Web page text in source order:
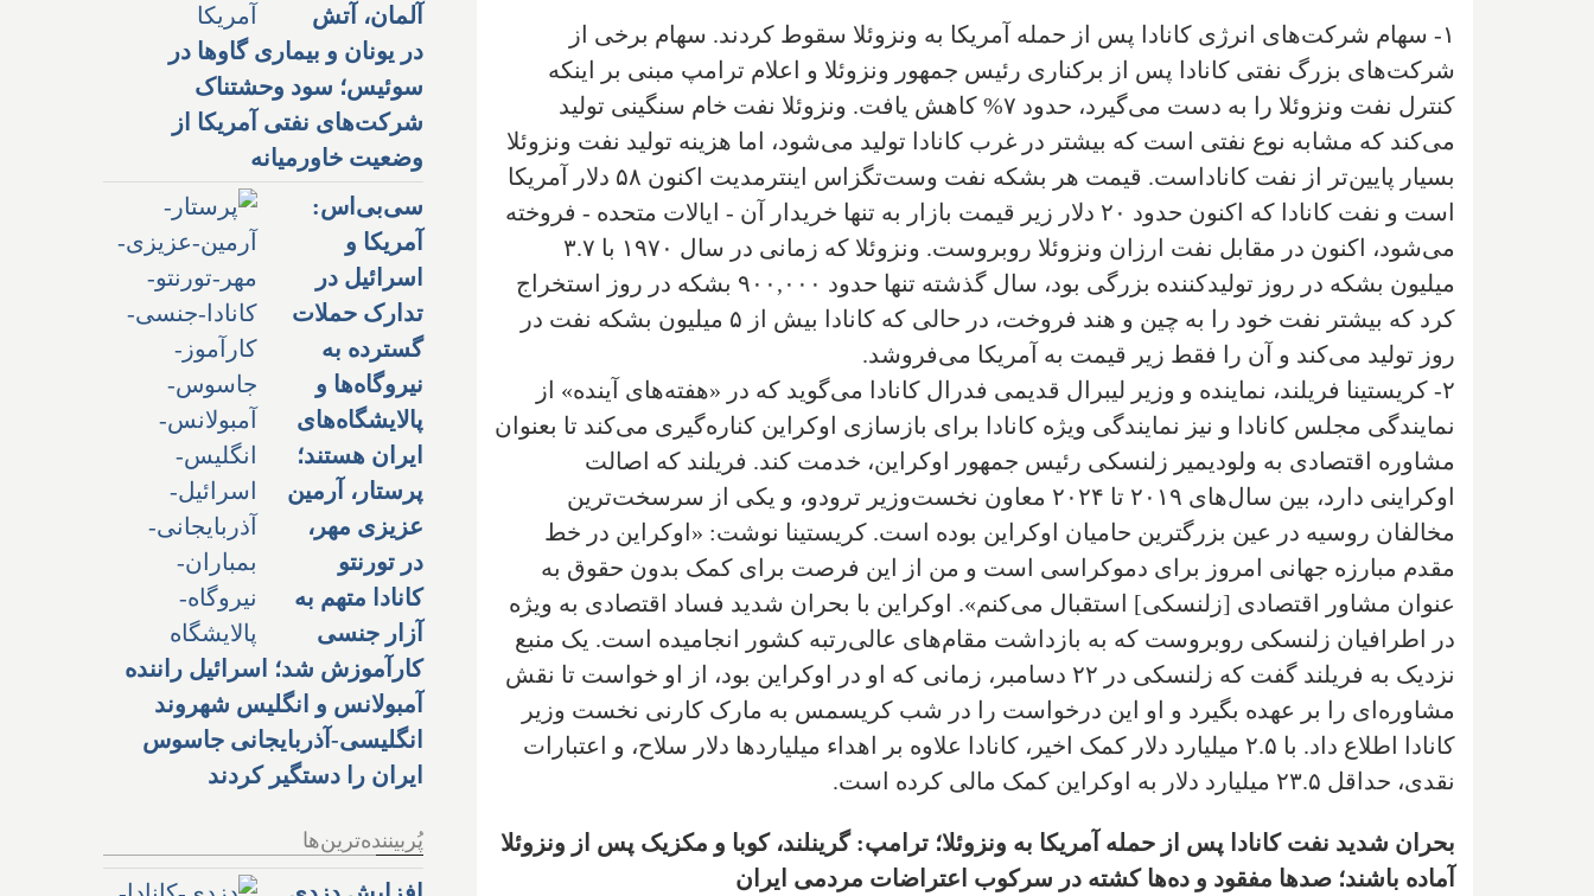
۱- سهام شرکت‌های انرژی کانادا پس از حمله آمریکا به ونزوئلا سقوط کردند. سهام برخی از
شرکت‌های بزرگ نفتی کانادا پس از برکناری رئیس جمهور ونزوئلا و اعلام ترامپ مبنی بر اینکه
کنترل نفت ونزوئلا را به دست می‌گیرد، حدود ۷% کاهش یافت. ونزوئلا نفت خام سنگینی تولید
می‌کند که مشابه نوع نفتی است که بیشتر در غرب کانادا تولید می‌شود، اما هزینه تولید نفت ونزوئلا
بسیار پایین‌تر از نفت کاناداست. قیمت هر بشکه نفت وست‌تگزاس اینترمدیت اکنون ۵۸ دلار آمریکا
است و نفت کانادا که اکنون حدود ۲۰ دلار زیر قیمت بازار به تنها خریدار آن - ایالات متحده - فروخته
می‌شود، اکنون در مقابل نفت ارزان ونزوئلا روبروست. ونزوئلا که زمانی در سال ۱۹۷۰ با ۳.۷
میلیون بشکه در روز تولیدکننده بزرگی بود، سال گذشته تنها حدود ۹۰۰,۰۰۰ بشکه در روز استخراج
کرد که بیشتر نفت خود را به چین و هند فروخت، در حالی که کانادا بیش از ۵ میلیون بشکه نفت در
روز تولید می‌کند و آن را فقط زیر قیمت به آمریکا می‌فروشد.
۲- کریستینا فریلند، نماینده و وزیر لیبرال قدیمی فدرال کانادا می‌گوید که در «هفته‌های آینده» از
نمایندگی مجلس کانادا و نیز نمایندگی ویژه کانادا برای بازسازی اوکراین کناره‌گیری می‌کند تا بعنوان
مشاوره اقتصادی به ولودیمیر زلنسکی رئیس جمهور اوکراین، خدمت کند. فریلند که اصالت
اوکراینی دارد، بین سال‌های ۲۰۱۹ تا ۲۰۲۴ معاون نخست‌وزیر ترودو، و یکی از سرسخت‌ترین
مخالفان روسیه در عین بزرگترین حامیان اوکراین بوده است. کریستینا نوشت: «اوکراین در خط
مقدم مبارزه جهانی امروز برای دموکراسی است و من از این فرصت برای کمک بدون حقوق به
عنوان مشاور اقتصادی [زلنسکی] استقبال می‌کنم». اوکراین با بحران شدید فساد اقتصادی به ویژه
در اطرافیان زلنسکی روبروست که به بازداشت مقام‌های عالی‌رتبه کشور انجامیده است. یک منبع
نزدیک به فریلند گفت که زلنسکی در ۲۲ دسامبر، زمانی که او در اوکراین بود، از او خواست تا نقش
مشاوره‌ای را بر عهده بگیرد و او این درخواست را در شب کریسمس به مارک کارنی نخست وزیر
کانادا اطلاع داد. با ۲.۵ میلیارد دلار کمک اخیر، کانادا علاوه بر اهداء میلیاردها دلار سلاح، و اعتبارات
نقدی، حداقل ۲۳.۵ میلیارد دلار به اوکراین کمک مالی کرده است.
بحران شدید نفت کانادا پس از حمله آمریکا به ونزوئلا؛ ترامپ: گرینلند، کوبا و مکزیک پس از ونزوئلا
آماده باشند؛ صدها مفقود و ده‌ها کشته در سرکوب اعتراضات مردمی ایران
آلمان، آتش
در یونان و بیماری گاوها در
سوئیس؛ سود وحشتناک
شرکت‌های نفتی آمریکا از
وضعیت خاورمیانه
سی‌بی‌اس:
آمریکا و
اسرائیل در
تدارک حملات
گسترده به
نیروگاه‌ها و
پالایشگاه‌های
ایران هستند؛
پرستار، آرمین
عزیزی مهر،
در تورنتو
کانادا متهم به
آزار جنسی
کارآموزش شد؛ اسرائیل راننده
آمبولانس و انگلیس شهروند
انگلیسی-آذربایجانی جاسوس
ایران را دستگیر کردند
پُربیننده‌ترین‌ها